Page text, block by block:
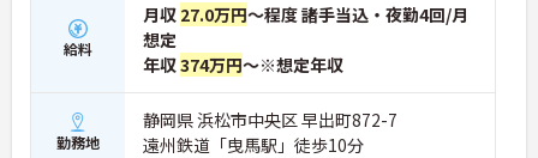
給料
月収 27.0万円～程度 諸手当込・夜勤4回/月
想定
年収374万円～※想定年収
勤務地
静岡県 浜松市中央区 早出町872-7
遠州鉄道「曳馬駅」徒歩10分